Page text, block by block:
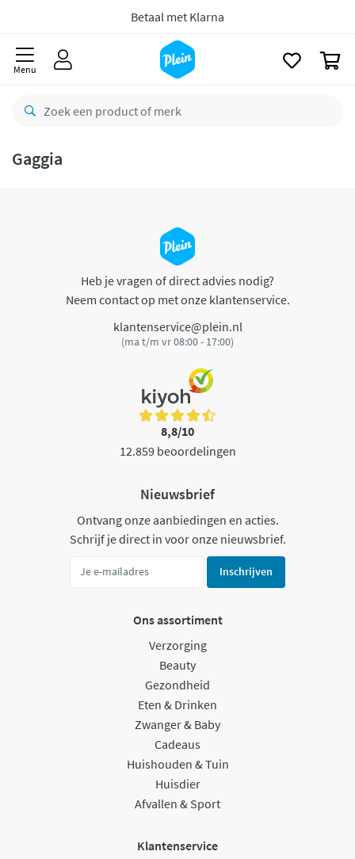
Betaal met Klarna
Menu
Gaggia
Heb je vragen of direct advies nodig?
Neem contact op met onze klantenservice.
klantenservice@plein.nl
(ma t/m vr 08:00 - 17:00)
8,8/10
12.859 beoordelingen
Nieuwsbrief
Ontvang onze aanbiedingen en acties.
Schrijf je direct in voor onze nieuwsbrief.
Inschrijven
Ons assortiment
Verzorging
Beauty
Gezondheid
Eten & Drinken
Zwanger & Baby
Cadeaus
Huishouden & Tuin
Huisdier
Afvallen & Sport
Klantenservice